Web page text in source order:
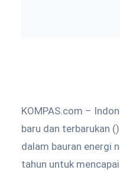
KOMPAS.com –
baru dan terbarukan
dalam bauran energi
tahun untuk